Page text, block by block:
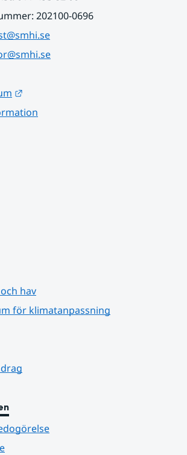
202100-0696
hav
för klimatanpassning